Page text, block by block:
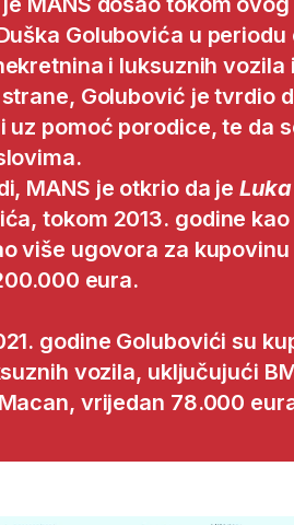
Golubovića u
i luksuznih vozila
Golubović je tvrdio
uz pomoć porodice, te da
MANS je otkrio da je
tokom 2013. godine
više ugovora za
eura.
godine Golubovići su
vozila, uključujući
vrijedan 78.000